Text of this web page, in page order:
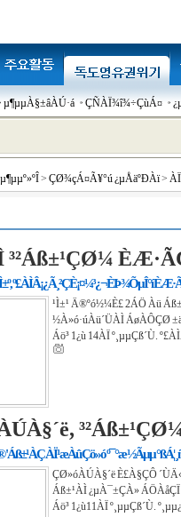
µ¶µµÀ§±âÀÚ·á ÇÑÀÏ¾î¾÷ÇùÁ¤
µ¶µµº»ºÎ> ÇØ¾çÁ¤Ã¥°ú ¿µÅäºÐÀï>
³²Áß±¹ÇØ¼­
º£ÀÌÂ¡¿Ã¸²ÇÈ¡¤¼³¿¬ÈÞ ¾ÕµÎ°í
¹Ì±¹ Ä®ºó½¼È£ 2ÁÖ Àü
½À»ó·úÀü´ÜÀÌ ÁøÀÔÇØ
Áö³­ 1¿ù 14ÀÏ º¸µµÇß´Ù.
'Áß±¹ÀÇ ÀÏ¹æÀû Çö»ó º¯°æ ½Ãµµ °ßÁ¦
ÇØ»óÀÚÀ§´ë È£À§ÇÔ
Áß±¹ÀÌ ¿µÀ¯±ÇÀ»
Áö³­ 1¿ù11ÀÏ º¸µµÇß´Ù.